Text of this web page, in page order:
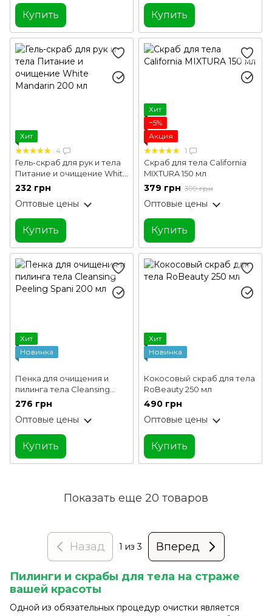
Купить Купить
Хит
4
Гель-скраб для рук и тела
Питание и очищение White
Mandarin 200 мл
232 грн
Оптовые цены
Купить
Хит
−5%
Акция
1
Скраб для тела California
MIXTURA 150 мл
379 грн 399 грн
Оптовые цены
Купить
Хит
Новинка
Пенка для очищения и
пилинга тела Cleansing
Peeling Spani 200 мл
276 грн
Оптовые цены
Купить
Хит
Новинка
Кокосовый скраб для тела
RoBeauty 250 мл
490 грн
Оптовые цены
Купить
Показать еще 20 товаров
Назад 1 из 3 Вперед
Пилинги и скрабы для тела на страже
вашей красоты
Одной из обязательных процедур очистки является